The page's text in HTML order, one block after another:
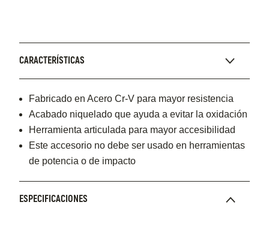
CARACTERÍSTICAS
Fabricado en Acero Cr-V para mayor resistencia
Acabado niquelado que ayuda a evitar la oxidación
Herramienta articulada para mayor accesibilidad
Este accesorio no debe ser usado en herramientas
de potencia o de impacto
ESPECIFICACIONES